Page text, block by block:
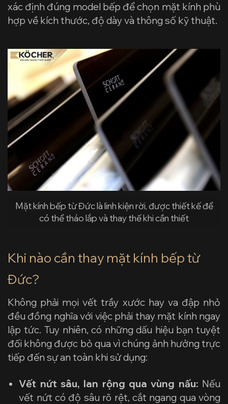
xác định đúng model bếp để chọn mặt kính phù
hợp về kích thước, độ dày và thông số kỹ thuật.
Mặt kính bếp từ Đức là linh kiện rời, được thiết kế để
có thể tháo lắp và thay thế khi cần thiết
Khi nào cần thay mặt kính bếp từ
Đức?
Không phải mọi vết trầy xước hay va đập nhỏ
đều đồng nghĩa với việc phải thay mặt kính ngay
lập tức. Tuy nhiên, có những dấu hiệu bạn tuyệt
đối không được bỏ qua vì chúng ảnh hưởng trực
tiếp đến sự an toàn khi sử dụng:
Vết nứt sâu, lan rộng qua vùng nấu: Nếu
vết nứt có độ sâu rõ rệt, cắt ngang qua vòng